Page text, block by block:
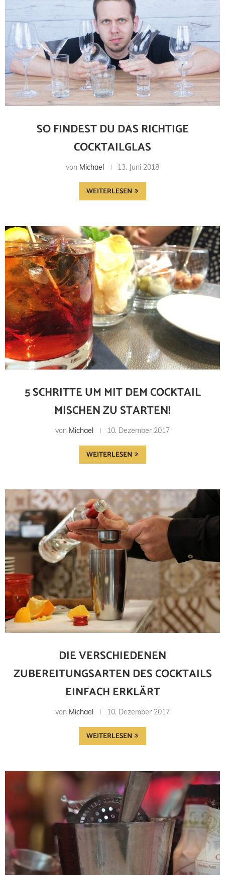
SO FINDEST DU DAS RICHTIGE
COCKTAILGLAS
von Michael 13. Juni 2018
WEITERLESEN
5 SCHRITTE UM MIT DEM COCKTAIL
MISCHEN ZU STARTEN!
von Michael 10. Dezember 2017
WEITERLESEN
DIE VERSCHIEDENEN
ZUBEREITUNGSARTEN DES COCKTAILS
EINFACH ERKLÄRT
von Michael 10. Dezember 2017
WEITERLESEN